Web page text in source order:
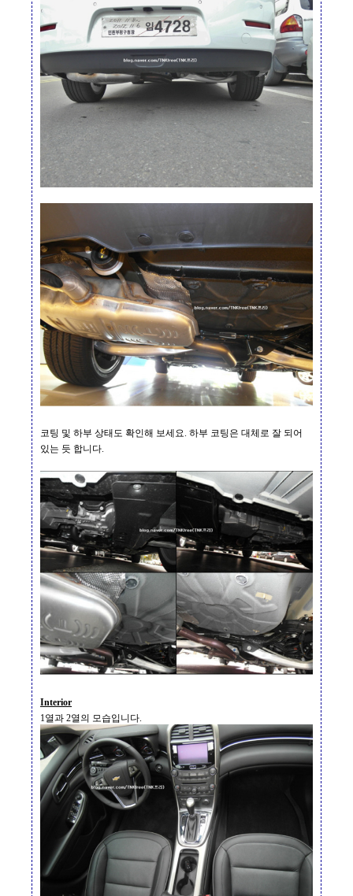
코팅 및 하부 상태도 확인해 보세요. 하부 코팅은 대체로 잘 되어
있는 듯 합니다.
Interior
1 열과 2열의 모습입니다